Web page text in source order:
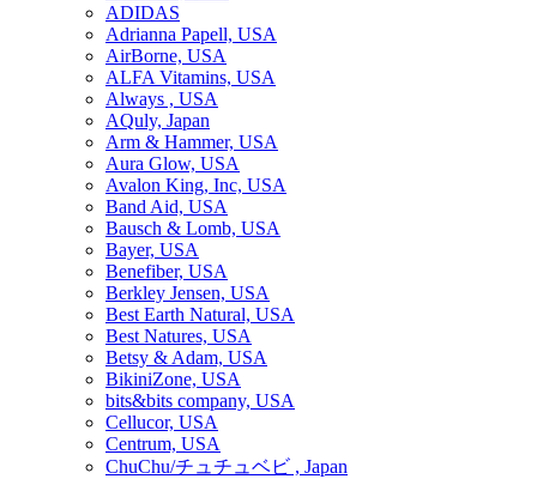
ADIDAS
Adrianna Papell, USA
AirBorne, USA
ALFA Vitamins, USA
Always , USA
AQuly, Japan
Arm & Hammer, USA
Aura Glow, USA
Avalon King, Inc, USA
Band Aid, USA
Bausch & Lomb, USA
Bayer, USA
Benefiber, USA
Berkley Jensen, USA
Best Earth Natural, USA
Best Natures, USA
Betsy & Adam, USA
BikiniZone, USA
bits&bits company, USA
Cellucor, USA
Centrum, USA
ChuChu/チュチュベビ , Japan